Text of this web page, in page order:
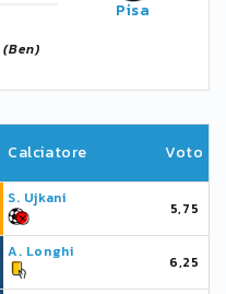
Pisa
(Ben)
Calciatore Voto
S. Ujkani
5,75
A. Longhi
6,25